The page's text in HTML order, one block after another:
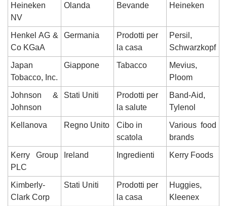
Heineken
NV
Olanda Bevande Heineken
Henkel AG &
Co KGaA
Germania
Prodotti per
la casa
Persil,
Schwarzkopf
Japan
Tobacco, Inc.
Giappone Tabacco
Mevius,
Ploom
Johnson &
Johnson
Stati Uniti
Prodotti per
la salute
Band-Aid,
Tylenol
Kellanova Regno Unito
Cibo in
scatola
Various food
brands
Kerry Group
PLC
Ireland Ingredienti Kerry Foods
Kimberly-
Clark Corp
Stati Uniti
Prodotti per
la casa
Huggies,
Kleenex